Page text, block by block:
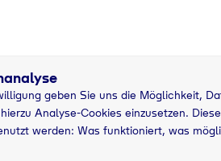
grau
geben Sie uns die Möglichkeit,
Analyse-Cookies einzusetzen.
werden: Was funktioniert, was